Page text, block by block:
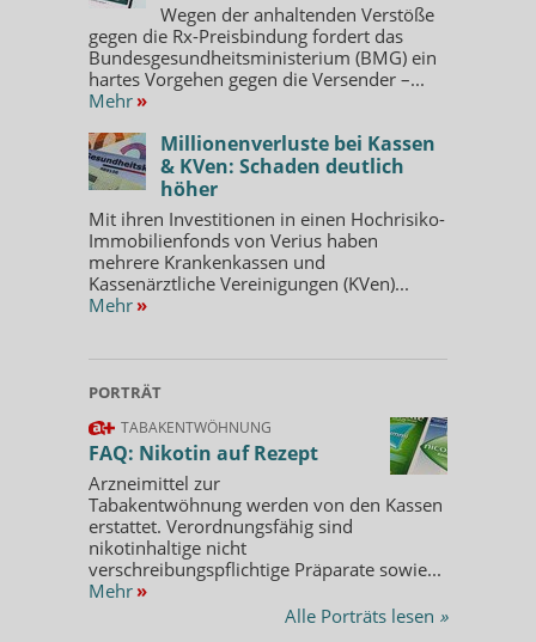
Wegen der anhaltenden Verstöße
gegen die Rx-Preisbindung fordert das
Bundesgesundheitsministerium (BMG) ein
hartes Vorgehen gegen die Versender –...
Mehr »
Millionenverluste bei Kassen
& KVen: Schaden deutlich
höher
Mit ihren Investitionen in einen Hochrisiko-
Immobilienfonds von Verius haben
mehrere Krankenkassen und
Kassenärztliche Vereinigungen (KVen)...
Mehr »
PORTRÄT
TABAKENTWÖHNUNG
FAQ: Nikotin auf Rezept
Arzneimittel zur
Tabakentwöhnung werden von den Kassen
erstattet. Verordnungsfähig sind
nikotinhaltige nicht
verschreibungspflichtige Präparate sowie...
Mehr »
Alle Porträts lesen »